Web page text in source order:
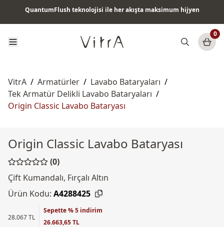
QuantumFlush teknolojisi ile her akışta maksimum hijyen
0
VitrA / Armatürler / Lavabo Bataryaları /
Tek Armatür Delikli Lavabo Bataryaları /
Origin Classic Lavabo Bataryası
Origin Classic Lavabo Bataryası
(0)
Çift Kumandalı, Fırçalı Altın
Ürün Kodu: A4288425
28.067 TL
Sepette % 5 indirim
26.663,65 TL